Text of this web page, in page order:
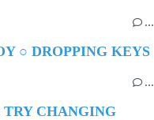
…
○ DROPPING KEYS
…
CHANGING